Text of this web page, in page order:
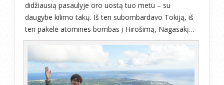
didžiausią pasaulyje oro uostą tuo metu – su
daugybe kilimo takų. Iš ten subombardavo Tokiją, iš
ten pakėlė atomines bombas į Hirošimą, Nagasakį…